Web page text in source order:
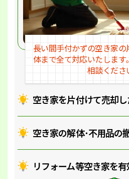
空き家を片付けて売却
空き家の解体･不用品の
リフォーム等空き家を有
長い間手付かずの空き家の
体まで全て対応いたします｡
相談くださ